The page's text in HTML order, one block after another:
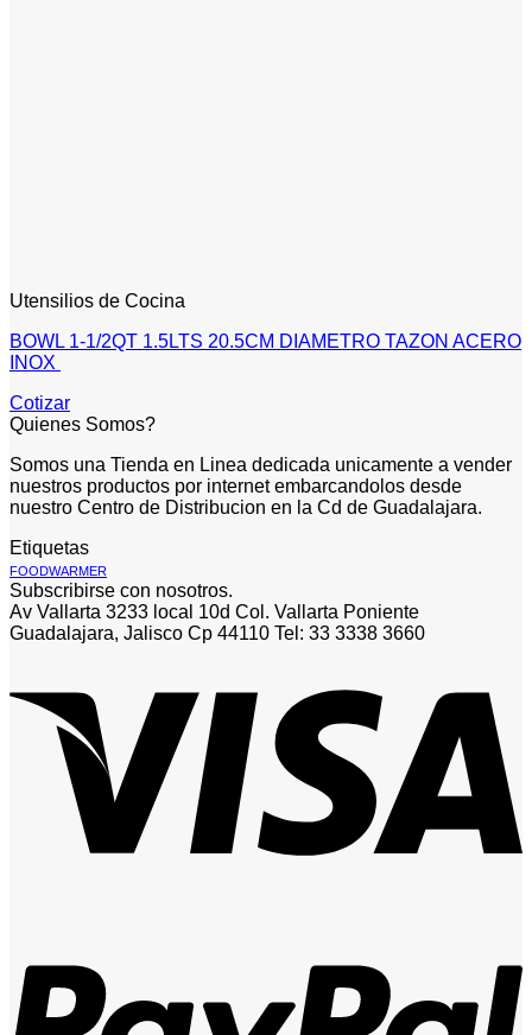
Utensilios de Cocina
BOWL 1-1/2QT 1.5LTS 20.5CM DIAMETRO TAZON ACERO
INOX
Cotizar
Quienes Somos?
Somos una Tienda en Linea dedicada unicamente a vender
nuestros productos por internet embarcandolos desde
nuestro Centro de Distribucion en la Cd de Guadalajara.
Etiquetas
FOODWARMER
Subscribirse con nosotros.
Av Vallarta 3233 local 10d Col. Vallarta Poniente
Guadalajara, Jalisco Cp 44110 Tel: 33 3338 3660